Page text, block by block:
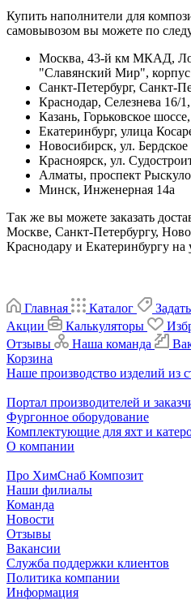
Купить наполнители для
самовывозом вы можете по
Москва, 43-й км МКАД,
"Славянский Мир",
Санкт-Петербург, Санкт-
Краснодар, Селезнева 16/1,
Казань, Горьковское
Екатеринбург, улица
Новосибирск, ул.
Красноярск, ул.
Алматы, проспект
Минск, Инженерная 14а
Так же вы можете заказать
Москве, Санкт-Петербургу,
Краснодару и Екатеринбургу на
Главная Каталог
Акции
Калькуляторы
Отзывы
Наша команда
Корзина
Наше производство изделий из
Портал производителей и
Фургонное оборудование
Комплектующие для яхт и
О компании
Про ХимСнаб Композит
Наши филиалы
Команда
Новости
Отзывы
Вакансии
Служба поддержки клиентов
Политика компании
Информация